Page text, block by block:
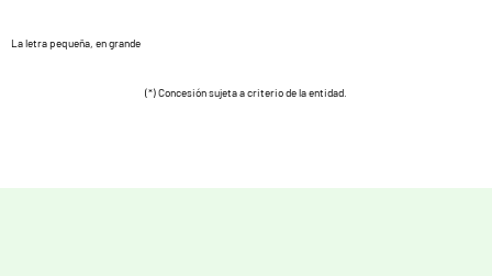
La letra pequeña, en grande
(*) Concesión sujeta a criterio de la entidad.